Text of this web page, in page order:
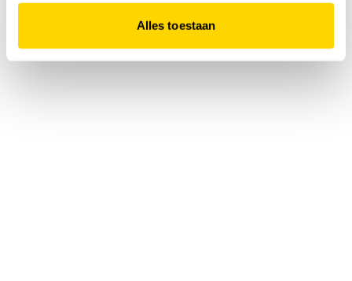
Alles toestaan